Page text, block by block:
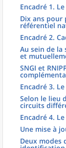
Encadré 1.
Dix ans pour
référentiel
Encadré 2.
Au sein de
et
SNGI et
Encadré 3.
Selon le lieu
circuits
Encadré 4.
Une mise à
Deux modes